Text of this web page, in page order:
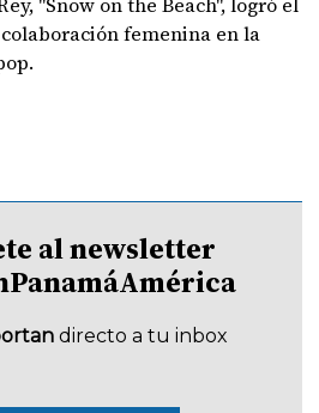
femenina en la
al newsletter
directo a tu inbox